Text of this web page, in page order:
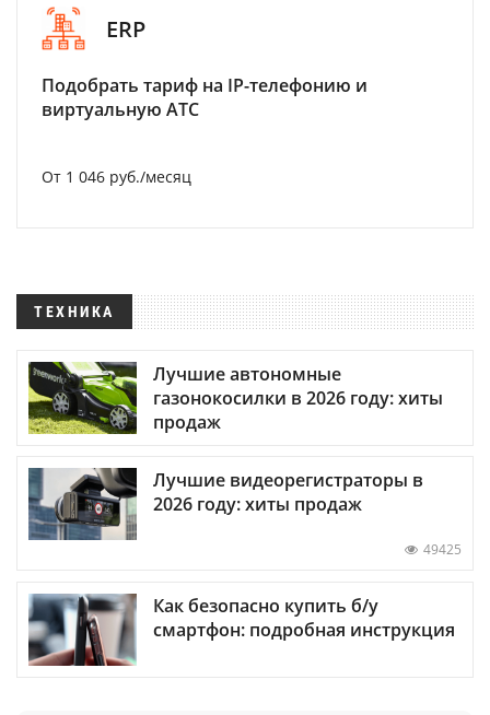
ERP
Подобрать тариф на IP-телефонию и
виртуальную АТС
От 1 046 руб./месяц
ТЕХНИКА
Лучшие автономные
газонокосилки в 2026 году: хиты
продаж
Лучшие видеорегистраторы в
2026 году: хиты продаж
49425
Как безопасно купить б/у
смартфон: подробная инструкция